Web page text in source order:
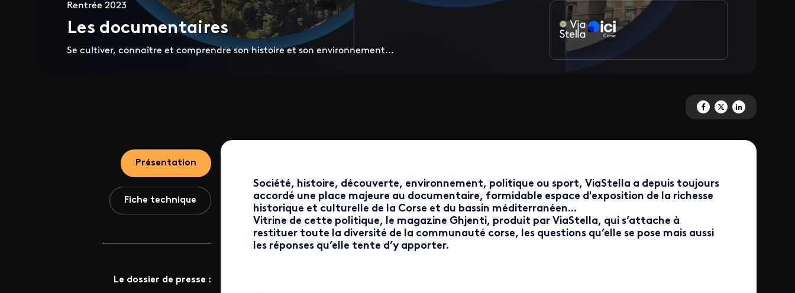
Rentrée 2023
Les documentaires
Se cultiver, connaître et comprendre son histoire et son environnement...
Partagez 'Les documentaires'
Partagez 'Les
Partagez 'Les
Présentation
Fiche technique
Le dossier de presse :
Société, histoire, découverte, environnement, politique ou sport, ViaStella a depuis toujours
accordé une place majeure au documentaire, formidable espace d'exposition de la richesse
historique et culturelle de la Corse et du bassin méditerranéen...
Vitrine de cette politique, le magazine Ghjenti, produit par ViaStella, qui s’attache à
restituer toute la diversité de la communauté corse, les questions qu’elle se pose mais aussi
les réponses qu’elle tente d’y apporter.